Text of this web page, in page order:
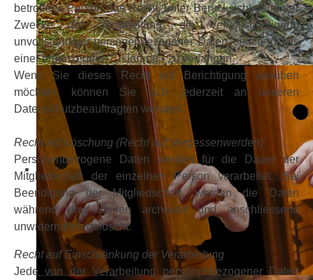
betroffene Person das Recht, unter Berücksichtigung der
Zwecke der Verarbeitung, die Vervollständigung
unvollständiger personenbezogener Daten - auch mittels
einer ergänzenden Erklärung - zu verlangen.
Wenn Sie dieses Recht auf Berichtigung ausüben
möchten, können Sie sich jederzeit an unseren
Datenschutzbeauftragten wenden.
Recht auf Löschung (Recht auf Vergessenwerden)
Personenbezogene Daten werden für die Dauer der
Mitgliedschaft der einzelnen Person verarbeitet. Bei
Beendigung der Mitgliedschaft, werden die Daten
während drei Jahren archiviert und anschliessend
unwiderruflich gelöscht.
Recht auf Einschränkung der Verarbeitung
Jede von der Verarbeitung personenbezogener Daten